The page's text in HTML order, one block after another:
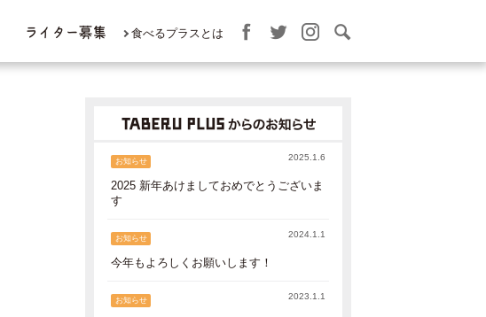
ライター募集 食べるプラスとは
お知らせ 2025.1.6
2025 新年あけましておめでとうございま
す
お知らせ 2024.1.1
今年もよろしくお願いします！
お知らせ 2023.1.1